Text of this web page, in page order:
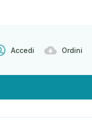
Accedi Ordini